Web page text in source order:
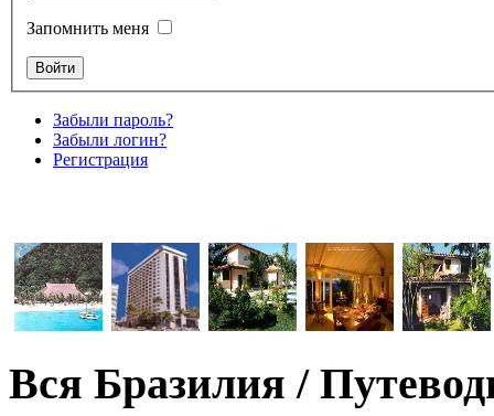
Запомнить меня
Забыли пароль?
Забыли логин?
Регистрация
Вся Бразилия /